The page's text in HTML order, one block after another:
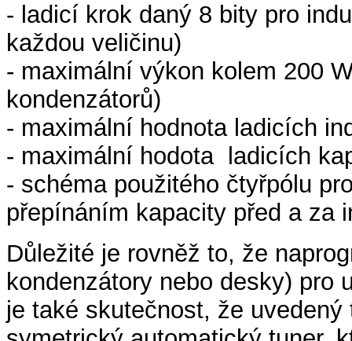
- ladicí krok daný 8 bity pro
každou veličinu)
- maximální výkon kolem 200
kondenzátorů)
- maximální hodnota ladicích
- maximální hodota ladicích
- schéma použitého čtyřpólu
přepínáním kapacity před a za
Důležité je rovněž to, že
kondenzátory nebo desky) pro
je také skutečnost, že